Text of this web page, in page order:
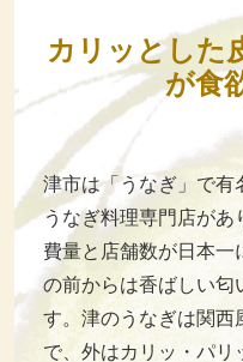
カリッとした
が食
津市は「うなぎ」で
うなぎ料理専門店があ
費量と店舗数が日本
の前からは香ばしい匂
す。津のうなぎは関
で、外はカリッ・パ